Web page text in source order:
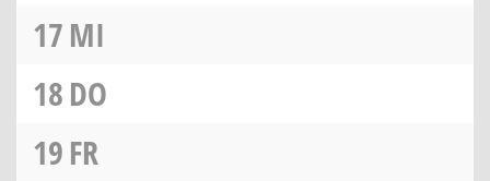
17MI
18DO
19FR